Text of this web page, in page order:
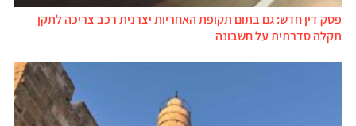
פסק דין חדש: גם בתום תקופת האחריות יצרנית רכב צריכה לתקן
תקלה סדרתית על חשבונה